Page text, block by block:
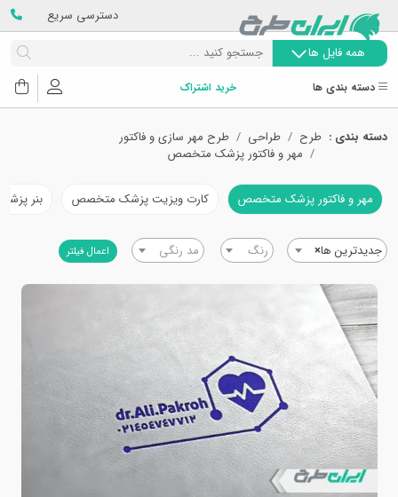
دسترسی سریع
همه فایل ها
دسته بندی ها خرید اشتراک
دسته بندی : طرح طراحی
طرح مهر سازی و فاکتور
مهر و فاکتور پزشک متخصص
مهر و فاکتور پزشک متخصص کارت ویزیت پزشک متخصص بنر
×جدیدترین ها رنگ مد رنگی اعمال فیلتر